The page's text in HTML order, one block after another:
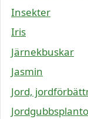
Insekter
Iris
Järnekbuskar
Jasmin
Jord,